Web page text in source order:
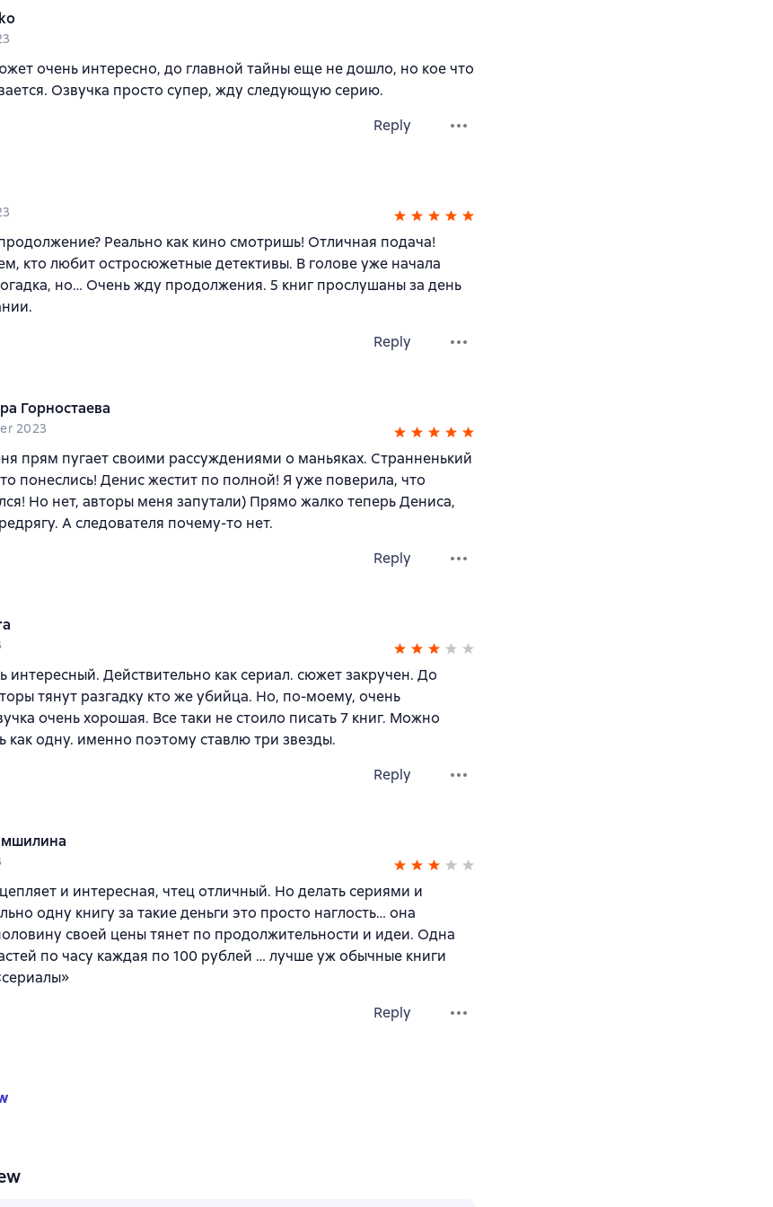
очень интересно, до главной тайны еще не дошло, но кое что
Озвучка просто супер, жду следующую серию.
Reply
Реально как кино смотришь! Отличная подача!
кто любит остросюжетные детективы. В голове уже начала
но… Очень жду продолжения. 5 книг прослушаны за день
Reply
Горностаева
2023
прям пугает своими рассуждениями о маньяках. Странненький
понеслись! Денис жестит по полной! Я уже поверила, что
Но нет, авторы меня запутали) Прямо жалко теперь Дениса,
А следователя почему-то нет.
Reply
интересный. Действительно как сериал. сюжет закручен. До
тянут разгадку кто же убийца. Но, по-моему, очень
очень хорошая. Все таки не стоило писать 7 книг. Можно
как ‎одну.‎ именно поэтому ставлю три звезды.
Reply
и интересная, чтец отличный. Но делать сериями и
одну книгу за такие деньги это просто наглость… она
своей цены тянет по продолжительности и идеи. Одна
по часу каждая по 100 рублей … лучше уж обычные книги
Reply